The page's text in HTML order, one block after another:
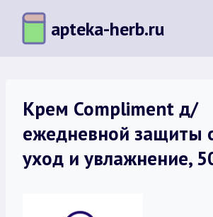
Перейти
содержимому
apteka-herb.ru
Крем Compliment д/
ежедневной защиты
уход и увлажнение,